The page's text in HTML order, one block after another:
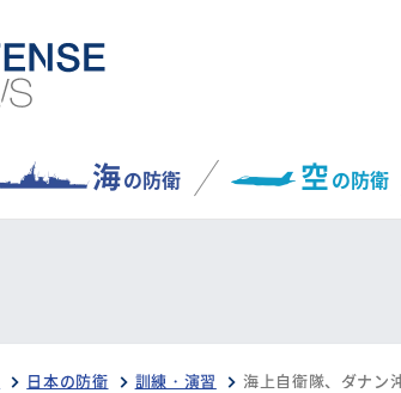
海の防衛 空の防衛
日本の防衛 訓練・演習